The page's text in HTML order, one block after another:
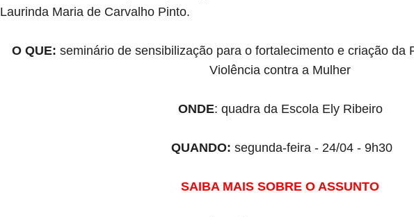
Laurinda Maria de Carvalho Pinto.
O QUE: seminário de sensibilização para o fortalecimento e criação da
Violência contra a Mulher
ONDE: quadra da Escola Ely Ribeiro
QUANDO: segunda-feira - 24/04 - 9h30
SAIBA MAIS SOBRE O ASSUNTO